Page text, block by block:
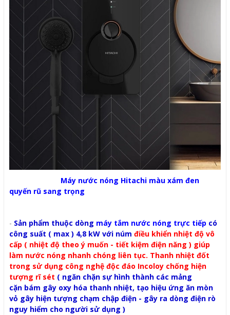
Máy nước nóng Hitachi màu xám đen
quyến rũ sang trọng
- Sản phẩm thuộc dòng máy tắm nước nóng trực tiếp có
công suất ( max ) 4,8 kW với núm điều khiển nhiệt độ vô
cấp ( nhiệt độ theo ý muốn - tiết kiệm điện năng ) giúp
làm nước nóng nhanh chóng liên tục. Thanh nhiệt đốt
trong sử dụng công nghệ độc đáo Incoloy chống hiện
tượng rĩ sét ( ngăn chặn sự hình thành các mảng
cặn bám gây oxy hóa thanh nhiệt, tạo hiệu ứng ăn mòn
vỏ gây hiện tượng chạm chập điện - gây ra dòng điện rò
nguy hiểm cho người sử dụng )